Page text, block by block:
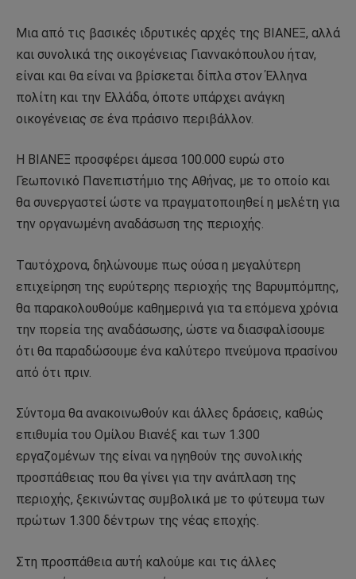
Μια από τις βασικές ιδρυτικές αρχές της ΒΙΑΝΕΞ, αλλά
και συνολικά της οικογένειας Γιαννακόπουλου ήταν,
είναι και θα είναι να βρίσκεται δίπλα στον Έλληνα
πολίτη και την Ελλάδα, όποτε υπάρχει ανάγκη
οικογένειας σε ένα πράσινο περιβάλλον.
Η ΒΙΑΝΕΞ προσφέρει άμεσα 100.000 ευρώ στο
Γεωπονικό Πανεπιστήμιο της Αθήνας, με το οποίο και
θα συνεργαστεί ώστε να πραγματοποιηθεί η μελέτη για
την οργανωμένη αναδάσωση της περιοχής.
Tαυτόχρονα, δηλώνουμε πως ούσα η μεγαλύτερη
επιχείρηση της ευρύτερης περιοχής της Βαρυμπόμπης,
θα παρακολουθούμε καθημερινά για τα επόμενα χρόνια
την πορεία της αναδάσωσης, ώστε να διασφαλίσουμε
ότι θα παραδώσουμε ένα καλύτερο πνεύμονα πρασίνου
από ότι πριν.
Σύντομα θα ανακοινωθούν και άλλες δράσεις, καθώς
επιθυμία του Ομίλου Βιανέξ και των 1.300
εργαζομένων της είναι να ηγηθούν της συνολικής
προσπάθειας που θα γίνει για την ανάπλαση της
περιοχής, ξεκινώντας συμβολικά με το φύτευμα των
πρώτων 1.300 δέντρων της νέας εποχής.
Στη προσπάθεια αυτή καλούμε και τις άλλες